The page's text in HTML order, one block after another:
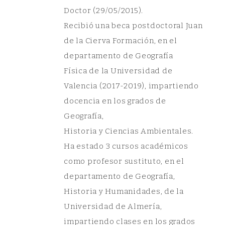
Doctor (29/05/2015).
Recibió una beca postdoctoral Juan
de la Cierva Formación, en el
departamento de Geografía
Física de la Universidad de
Valencia (2017-2019), impartiendo
docencia en los grados de
Geografía,
Historia y Ciencias Ambientales.
Ha estado 3 cursos académicos
como profesor sustituto, en el
departamento de Geografía,
Historia y Humanidades, de la
Universidad de Almería,
impartiendo clases en los grados